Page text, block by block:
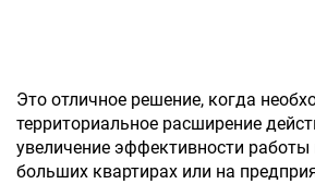
Это отличное решение, когда
территориальное расширение
увеличение эффективности
больших квартирах или на